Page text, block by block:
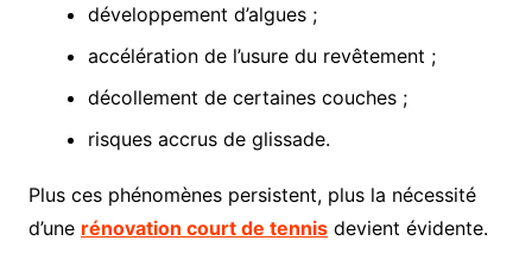
développement d’algues ;
accélération de l’usure du revêtement ;
décollement de certaines couches ;
risques accrus de glissade.
Plus ces phénomènes persistent, plus la nécessité
d’une rénovation court de tennisdevient évidente.